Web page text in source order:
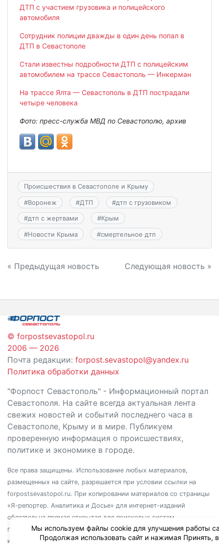
ДТП с участием грузовика и полицейского
автомобиля
Сотрудник полиции дважды в один день попал в
ДТП в Севастополе
Стали известны подробности ДТП с полицейским
автомобилем на трассе Севастополь — Инкерман
На трассе Ялта — Севастополь в ДТП пострадали
четыре человека
Фото: пресс-служба МВД по Севастополю, архив
Происшествия в Севастополе и Крыму
#Воронеж #ДТП #дтп с грузовиком
#дтп с жертвами #Крым
#Новости Крыма #смертельное дтп
Навигация
записям
« Предыдущая новость Следующая новость »
© forpostsevastopol.ru
2006 — 2026
Почта редакции: forpost.sevastopol@yandex.ru
Политика обработки данных
"Форпост Севастополь" - Информационный портал
Севастополя. На сайте всегда актуальная лента
свежих новостей и событий последнего часа в
Севастополе, Крыму и в мире. Публикуем
проверенную информация о происшествиях,
политике и экономике в городе.
Все права защищены. Использование любых материалов,
размещенных на сайте, разрешается при условии ссылки на
forpostsevastopol.ru. При копировании материалов со страницы
«Я-репортер. Аналитика и Досье» для интернет-изданий
обязательна прямая открытая для поисковых систем
гиперссылка. Независимо от полного или частичного
использования материалов, ссылка должна быть размещена в
Мы используем файлы cookie для улучшения работы
Продолжая использовать сайт и нажимая Принять,